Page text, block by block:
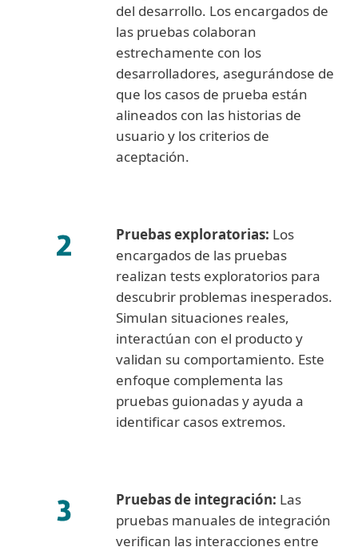
del desarrollo. Los encargados de
las pruebas colaboran
estrechamente con los
desarrolladores, asegurándose de
que los casos de prueba están
alineados con las historias de
usuario y los criterios de
aceptación.
Pruebas exploratorias: Los
encargados de las pruebas
realizan tests exploratorios para
descubrir problemas inesperados.
Simulan situaciones reales,
interactúan con el producto y
validan su comportamiento. Este
enfoque complementa las
pruebas guionadas y ayuda a
identificar casos extremos.
Pruebas de integración: Las
pruebas manuales de integración
verifican las interacciones entre